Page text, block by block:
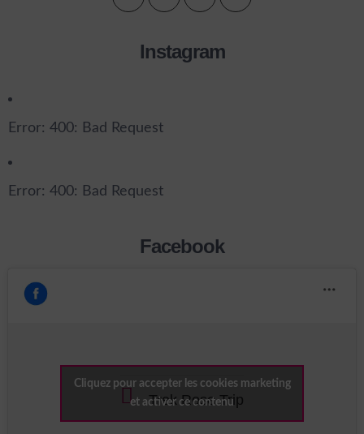
Instagram
Error: 400: Bad Request
Error: 400: Bad Request
Facebook
Trek Rose Trip
Cliquez pour accepter les cookies marketing
et activer ce contenu